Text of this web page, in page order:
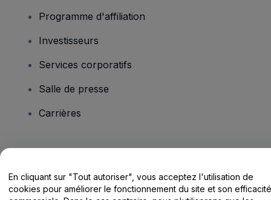
Programme d'affiliation
Investisseurs
Services corporatifs
Salle de presse
Carrières
Centre d'assistance / Nous contacter
En cliquant sur "Tout autoriser", vous acceptez l'utilisation de
cookies pour améliorer le fonctionnement du site et son efficacité